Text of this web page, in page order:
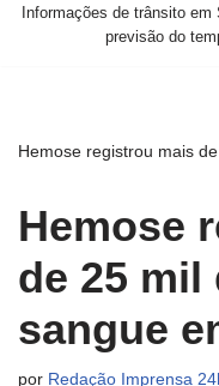
Informações de trânsito
previsão do
Hemose registrou mais
Hemose
de 25 mil
sangue
por Redação Imprensa